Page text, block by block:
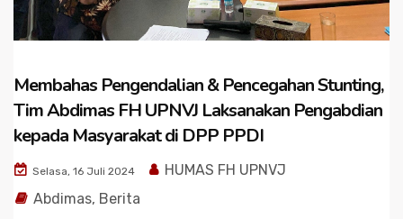
Membahas Pengendalian & Pencegahan Stunting,
Tim Abdimas FH UPNVJ Laksanakan Pengabdian
kepada Masyarakat di DPP PPDI
Selasa, 16 Juli 2024
HUMAS FH UPNVJ
Abdimas, Berita